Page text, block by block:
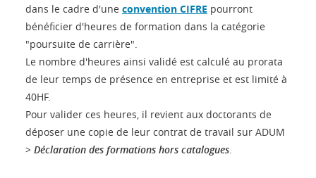
dans le cadre d'une convention CIFRE pourront
bénéficier d'heures de formation dans la catégorie
"poursuite de carrière".
Le nombre d'heures ainsi validé est calculé au prorata
de leur temps de présence en entreprise et est limité à
40HF.
Pour valider ces heures, il revient aux doctorants de
déposer une copie de leur contrat de travail sur ADUM
> Déclaration des formations hors catalogues.